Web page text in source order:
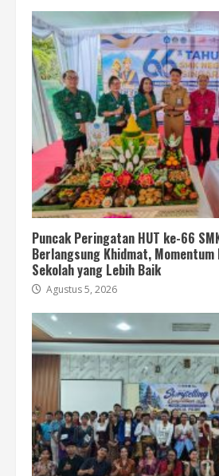
Puncak Peringatan HUT ke-66
Berlangsung Khidmat,
Sekolah yang Lebih Baik
Agustus 5, 2026